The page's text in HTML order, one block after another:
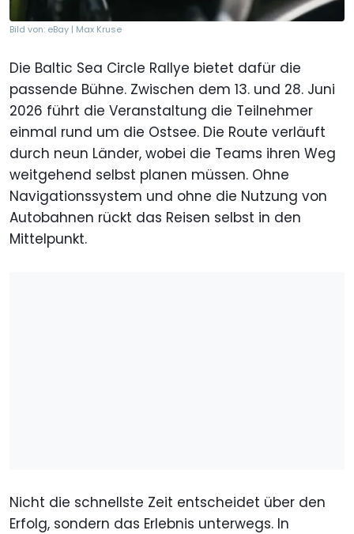
Bild von: eBay | Max Kruse
Die Baltic Sea Circle Rallye bietet dafür die
passende Bühne. Zwischen dem 13. und 28. Juni
2026 führt die Veranstaltung die Teilnehmer
einmal rund um die Ostsee. Die Route verläuft
durch neun Länder, wobei die Teams ihren Weg
weitgehend selbst planen müssen. Ohne
Navigationssystem und ohne die Nutzung von
Autobahnen rückt das Reisen selbst in den
Mittelpunkt.
Nicht die schnellste Zeit entscheidet über den
Erfolg, sondern das Erlebnis unterwegs. In